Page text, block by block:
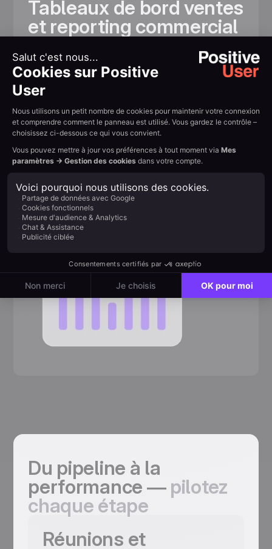
Tableaux de bord ventes
et reporting commercial
pipeline et l’activité de l’équipe via des tableaux
de bord ventes dédiés. Le reporting commercial
performances. Les prévisions de ventes vous
aident à planifier.
Du pipeline à la
performance — pilotez
chaque étape
Réunions et